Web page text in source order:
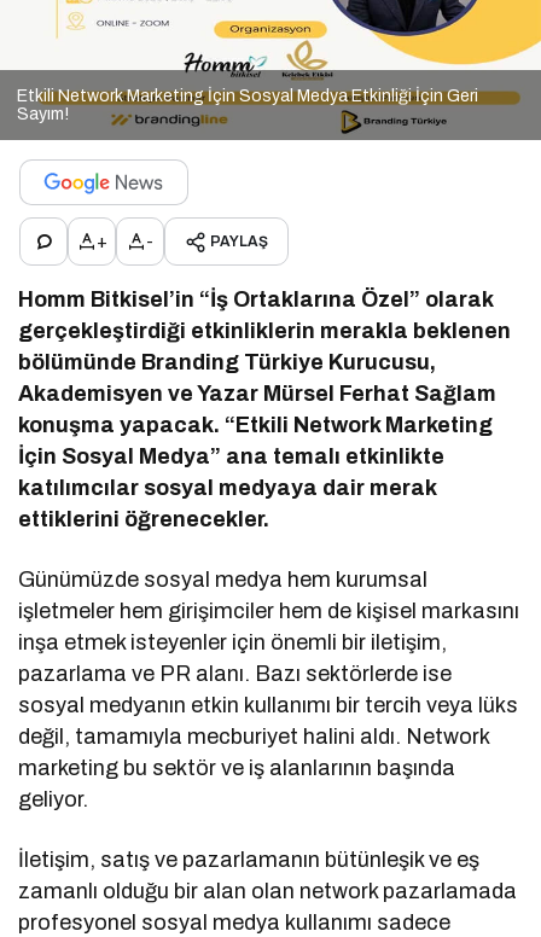
Etkili Network Marketing İçin Sosyal Medya Etkinliği İçin Geri
Sayım!
+ - PAYLAŞ
Homm Bitkisel’in “İş Ortaklarına Özel” olarak
gerçekleştirdiği etkinliklerin merakla beklenen
bölümünde Branding Türkiye Kurucusu,
Akademisyen ve Yazar Mürsel Ferhat Sağlam
konuşma yapacak. “Etkili Network Marketing
İçin Sosyal Medya” ana temalı etkinlikte
katılımcılar sosyal medyaya dair merak
ettiklerini öğrenecekler.
Günümüzde sosyal medya hem kurumsal
işletmeler hem girişimciler hem de kişisel markasını
inşa etmek isteyenler için önemli bir iletişim,
pazarlama ve PR alanı. Bazı sektörlerde ise
sosyal medyanın etkin kullanımı bir tercih veya lüks
değil, tamamıyla mecburiyet halini aldı. Network
marketing bu sektör ve iş alanlarının başında
geliyor.
İletişim, satış ve pazarlamanın bütünleşik ve eş
zamanlı olduğu bir alan olan network pazarlamada
profesyonel sosyal medya kullanımı sadece